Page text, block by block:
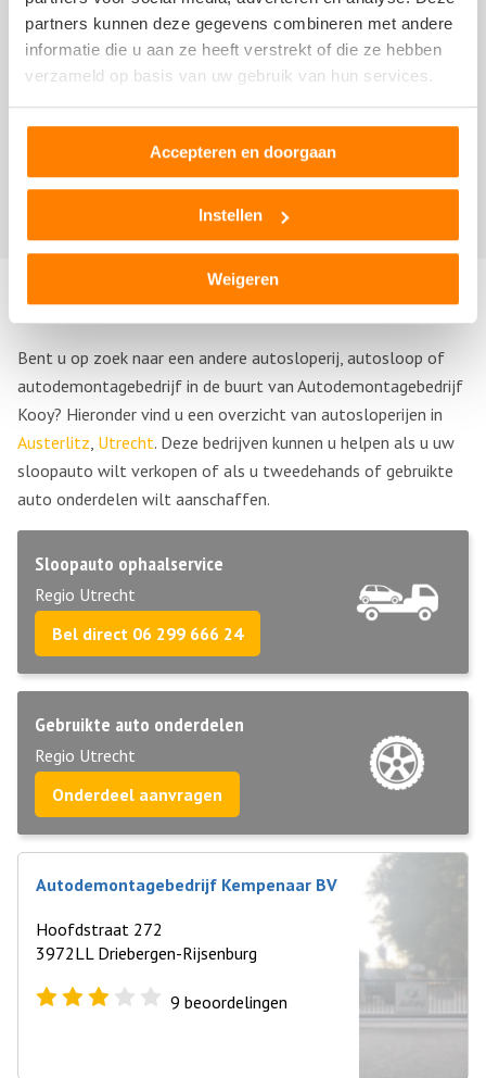
partners kunnen deze gegevens combineren met andere
informatie die u aan ze heeft verstrekt of die ze hebben
verzameld op basis van uw gebruik van hun services.
Accepteren en doorgaan
Instellen
Weigeren
17 januari 2021
Andere autosloperijen in de buurt
Bent u op zoek naar een andere autosloperij, autosloop of
autodemontagebedrijf in de buurt van Autodemontagebedrijf
Kooy? Hieronder vind u een overzicht van autosloperijen in
Austerlitz, Utrecht. Deze bedrijven kunnen u helpen als u uw
sloopauto wilt verkopen of als u tweedehands of gebruikte
auto onderdelen wilt aanschaffen.
Sloopauto ophaalservice
Regio Utrecht
Bel direct 06 299 666 24
Gebruikte auto onderdelen
Regio Utrecht
Onderdeel aanvragen
Autodemontagebedrijf Kempenaar BV
Hoofdstraat 272
3972LL Driebergen-Rijsenburg
9 beoordelingen